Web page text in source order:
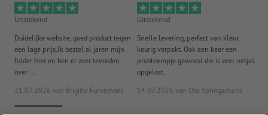
Uitstekend
Duidelijke website, goed product tegen
een lage prijs.Ik bestel al jaren mijn
folder hier en ben er zeer tevreden
over. ...
21.07.2026 van Brigitte Furnèmont
Uitstekend
Snelle levering, perfect van kleur,
keurig verpakt. Ook een keer een
probleempje geweest die is zeer netjes
opgelost.
14.07.2026 van Obs Springschans